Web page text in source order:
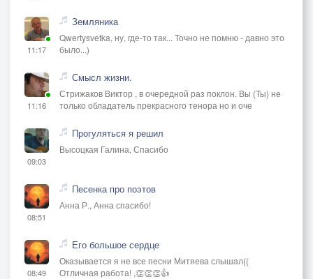
11:17
Земляника
Qwertysvetka, ну, где-то так... Точно не помню - давно это
было...)
11:16
Смысл жизни.
Стрижаков Виктор , в очередной раз поклон. Вы (Ты) не
только обладатель прекрасного тенора но и оче
09:03
Прогуляться я решил
Высоцкая Галина, Спасибо
08:51
Песенка про поэтов
Анна Р., Анна спасибо!
08:49
Его большое сердце
Оказывается я не все песни Митяева слышал((
Отличная работа! ,👏👏👏👍